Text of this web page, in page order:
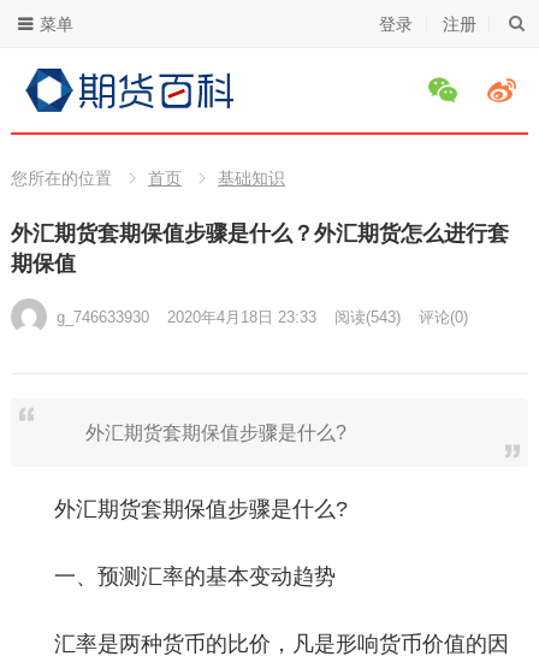
登录 注册
菜单
您所在的位置 首页 基础知识
外汇期货套期保值步骤是什么？外汇期货怎么进行套
期保值
g_746633930 2020年4月18日 23:33 阅读(543) 评论(0)
外汇期货套期保值步骤是什么?
外汇期货套期保值步骤是什么?
一、预测汇率的基本变动趋势
汇率是两种货币的比价，凡是形响货币价值的因